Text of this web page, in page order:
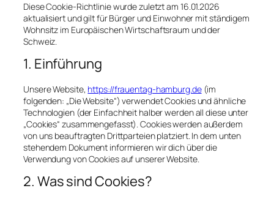
Diese Cookie-Richtlinie wurde zuletzt am 16.01.2026
aktualisiert und gilt für Bürger und Einwohner mit ständigem
Wohnsitz im Europäischen Wirtschaftsraum und der
Schweiz.
1. Einführung
Unsere Website, https://frauentag-hamburg.de(im
folgenden: „Die Website“) verwendet Cookies und ähnliche
Technologien (der Einfachheit halber werden all diese unter
„Cookies“ zusammengefasst). Cookies werden außerdem
von uns beauftragten Drittparteien platziert. In dem unten
stehendem Dokument informieren wir dich über die
Verwendung von Cookies auf unserer Website.
2. Was sind Cookies?